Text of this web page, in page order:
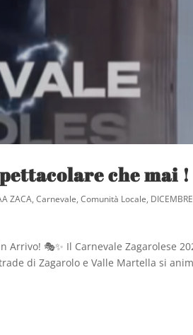
che mai !
ZACA,Carnevale,Comunità Locale,
🎭✨ Il Carnevale Zagarolese
di Zagarolo e Valle Martella si